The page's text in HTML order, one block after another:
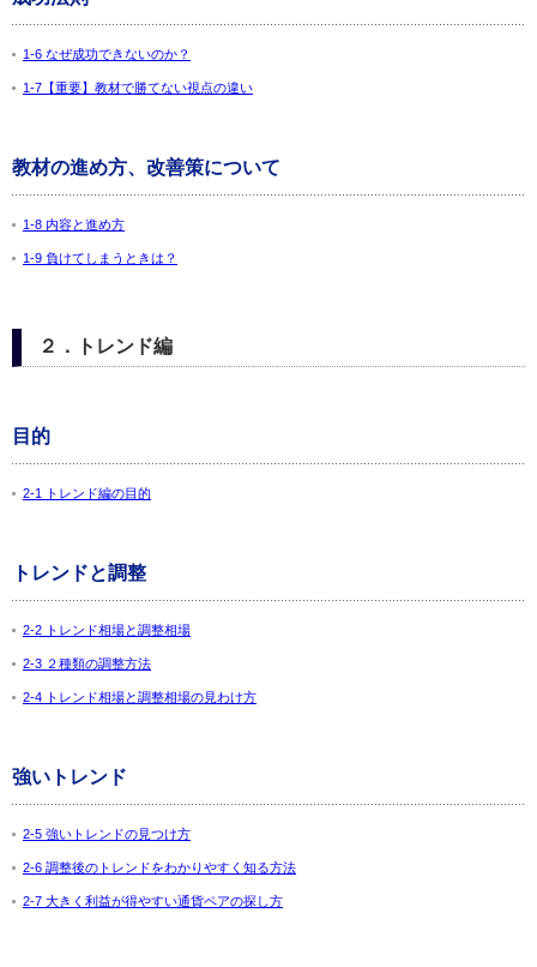
1-6 なぜ成功できないのか？
1-7【重要】教材で勝てない視点の違い
教材の進め方、改善策について
1-8 内容と進め方
1-9 負けてしまうときは？
２．トレンド編
目的
2-1 トレンド編の目的
トレンドと調整
2-2 トレンド相場と調整相場
2-3 ２種類の調整方法
2-4 トレンド相場と調整相場の見わけ方
強いトレンド
2-5 強いトレンドの見つけ方
2-6 調整後のトレンドをわかりやすく知る方法
2-7 大きく利益が得やすい通貨ペアの探し方